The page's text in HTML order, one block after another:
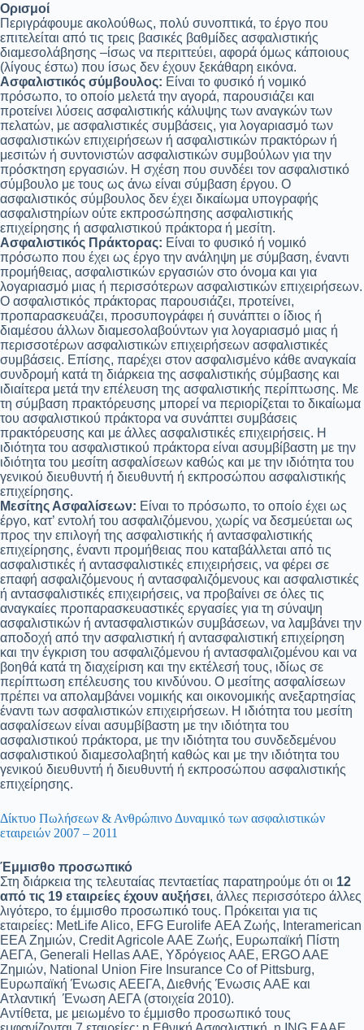
Ορισμοί
Περιγράφουμε ακολούθως, πολύ συνοπτικά, το έργο που
επιτελείται από τις τρεις βασικές βαθμίδες ασφαλιστικής
διαμεσολάβησης –ίσως να περιττεύει, αφορά όμως κάποιους
(λίγους έστω) που ίσως δεν έχουν ξεκάθαρη εικόνα.
Ασφαλιστικός σύμβουλος: Είναι το φυσικό ή νομικό
πρόσωπο, το οποίο μελετά την αγορά, παρουσιάζει και
προτείνει λύσεις ασφαλιστικής κάλυψης των αναγκών των
πελατών, με ασφαλιστικές συμβάσεις, για λογαριασμό των
ασφαλιστικών επιχειρήσεων ή ασφαλιστικών πρακτόρων ή
μεσιτών ή συντονιστών ασφαλιστικών συμβούλων για την
πρόσκτηση εργασιών. Η σχέση που συνδέει τον ασφαλιστικό
σύμβουλο με τους ως άνω είναι σύμβαση έργου. Ο
ασφαλιστικός σύμβουλος δεν έχει δικαίωμα υπογραφής
ασφαλιστηρίων ούτε εκπροσώπησης ασφαλιστικής
επιχείρησης ή ασφαλιστικού πράκτορα ή μεσίτη.
Ασφαλιστικός Πράκτορας: Είναι το φυσικό ή νομικό
πρόσωπο που έχει ως έργο την ανάληψη με σύμβαση, έναντι
προμήθειας, ασφαλιστικών εργασιών στο όνομα και για
λογαριασμό μιας ή περισσότερων ασφαλιστικών επιχειρήσεων.
Ο ασφαλιστικός πράκτορας παρουσιάζει, προτείνει,
προπαρασκευάζει, προσυπογράφει ή συνάπτει ο ίδιος ή
διαμέσου άλλων διαμεσολαβούντων για λογαριασμό μιας ή
περισσοτέρων ασφαλιστικών επιχειρήσεων ασφαλιστικές
συμβάσεις. Επίσης, παρέχει στον ασφαλισμένο κάθε αναγκαία
συνδρομή κατά τη διάρκεια της ασφαλιστικής σύμβασης και
ιδιαίτερα μετά την επέλευση της ασφαλιστικής περίπτωσης. Με
τη σύμβαση πρακτόρευσης μπορεί να περιορίζεται το δικαίωμα
του ασφαλιστικού πράκτορα να συνάπτει συμβάσεις
πρακτόρευσης και με άλλες ασφαλιστικές επιχειρήσεις. Η
ιδιότητα του ασφαλιστικού πράκτορα είναι ασυμβίβαστη με την
ιδιότητα του μεσίτη ασφαλίσεων καθώς και με την ιδιότητα του
γενικού διευθυντή ή διευθυντή ή εκπροσώπου ασφαλιστικής
επιχείρησης.
Μεσίτης Ασφαλίσεων: Είναι το πρόσωπο, το οποίο έχει ως
έργο, κατ’ εντολή του ασφαλιζόμενου, χωρίς να δεσμεύεται ως
προς την επιλογή της ασφαλιστικής ή αντασφαλιστικής
επιχείρησης, έναντι προμήθειας που καταβάλλεται από τις
ασφαλιστικές ή αντασφαλιστικές επιχειρήσεις, να φέρει σε
επαφή ασφαλιζόμενους ή αντασφαλιζόμενους και ασφαλιστικές
ή αντασφαλιστικές επιχειρήσεις, να προβαίνει σε όλες τις
αναγκαίες προπαρασκευαστικές εργασίες για τη σύναψη
ασφαλιστικών ή αντασφαλιστικών συμβάσεων, να λαμβάνει την
αποδοχή από την ασφαλιστική ή αντασφαλιστική επιχείρηση
και την έγκριση του ασφαλιζόμενου ή αντασφαλιζομένου και να
βοηθά κατά τη διαχείριση και την εκτέλεσή τους, ιδίως σε
περίπτωση επέλευσης του κινδύνου. Ο μεσίτης ασφαλίσεων
πρέπει να απολαμβάνει νομικής και οικονομικής ανεξαρτησίας
έναντι των ασφαλιστικών επιχειρήσεων. Η ιδιότητα του μεσίτη
ασφαλίσεων είναι ασυμβίβαστη με την ιδιότητα του
ασφαλιστικού πράκτορα, με την ιδιότητα του συνδεδεμένου
ασφαλιστικού διαμεσολαβητή καθώς και με την ιδιότητα του
γενικού διευθυντή ή διευθυντή ή εκπροσώπου ασφαλιστικής
επιχείρησης.
Δίκτυο Πωλήσεων & Ανθρώπινο Δυναμικό των ασφαλιστικών
εταιρειών 2007 – 2011
Έμμισθο προσωπικό
Στη διάρκεια της τελευταίας πενταετίας παρατηρούμε ότι οι 12
από τις 19 εταιρείες έχουν αυξήσει, άλλες περισσότερο άλλες
λιγότερο, το έμμισθο προσωπικό τους. Πρόκειται για τις
εταιρείες: MetLife Alico, EFG Eurolife ΑΕΑ Ζωής, Interamerican
EEA Ζημιών, Credit Agricole AAE Ζωής, Ευρωπαϊκή Πίστη
ΑΕΓΑ, Generali Hellas AAE, Υδρόγειος ΑΑΕ, ERGO AAE
Ζημιών, National Union Fire Insurance Co of Pittsburg,
Ευρωπαϊκή Ένωσις ΑΕΕΓΑ, Διεθνής Ένωσις ΑΑΕ και
Ατλαντική Ένωση ΑΕΓΑ (στοιχεία 2010).
Αντίθετα, με μειωμένο το έμμισθο προσωπικό τους